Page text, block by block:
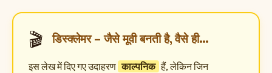
🎬 डिस्क्लेमर – जैसे मूवी बनती है, वैसे ही…
इस लेख में दिए गए उदाहरण काल्पनिक हैं, लेकिन जिन